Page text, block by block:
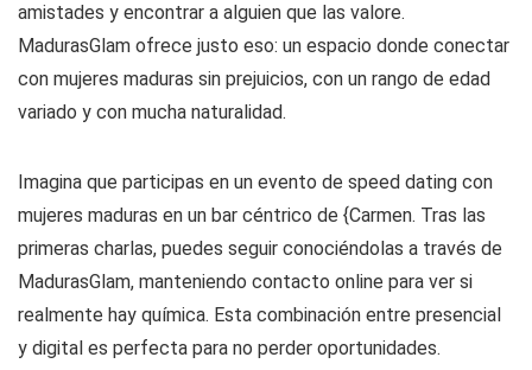
amistades y encontrar a alguien que las valore.
MadurasGlam ofrece justo eso: un espacio donde conectar
con mujeres maduras sin prejuicios, con un rango de edad
variado y con mucha naturalidad.
Imagina que participas en un evento de speed dating con
mujeres maduras en un bar céntrico de {Carmen. Tras las
primeras charlas, puedes seguir conociéndolas a través de
MadurasGlam, manteniendo contacto online para ver si
realmente hay química. Esta combinación entre presencial
y digital es perfecta para no perder oportunidades.